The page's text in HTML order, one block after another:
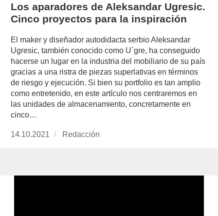
Los aparadores de Aleksandar Ugresic.
Cinco proyectos para la inspiración
El maker y diseñador autodidacta serbio Aleksandar
Ugresic, también conocido como U`gre, ha conseguido
hacerse un lugar en la industria del mobiliario de su país
gracias a una ristra de piezas superlativas en términos
de riesgo y ejecución. Si bien su portfolio es tan amplio
como entretenido, en este artículo nos centraremos en
las unidades de almacenamiento, concretamente en
cinco…
Publicado
14.10.2021 https://www.experimenta.es/author/redaccion/
Redacción